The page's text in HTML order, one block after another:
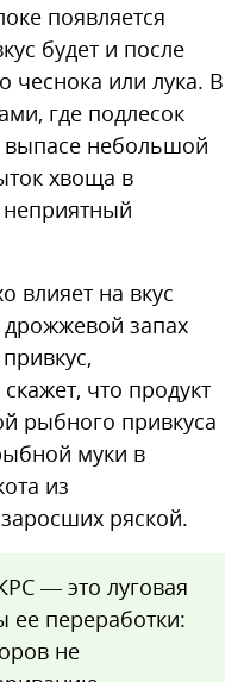
появляется
будет и после
чеснока или лука. В
где подлесок
выпасе небольшой
хвоща в
неприятный
влияет на вкус
запах
что продукт
рыбного привкуса
муки в
из
ряской.
— это луговая
ее переработки:
не